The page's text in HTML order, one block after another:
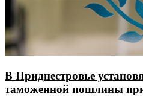
В Приднестровье
таможенной пошлины